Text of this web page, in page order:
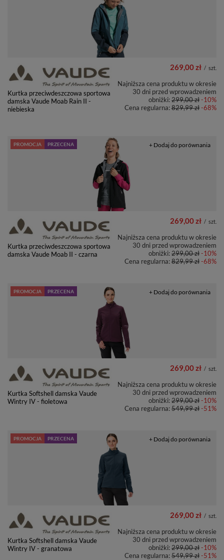
Kurtka przeciwdeszczowa sportowa
damska Vaude Moab Rain II -
niebieska
269,00 zł / szt.
Najniższa cena produktu w okresie
30 dni przed wprowadzeniem
obniżki:299,00 zł-10%
Cena regularna:829,99 zł-68%
PROMOCJA PRZECENA
Kurtka przeciwdeszczowa sportowa
damska Vaude Moab II - czarna
269,00 zł / szt.
Najniższa cena produktu w okresie
30 dni przed wprowadzeniem
obniżki:299,00 zł-10%
Cena regularna:829,99 zł-68%
+ Dodaj do porównania
PROMOCJA PRZECENA
Kurtka Softshell damska Vaude
Wintry IV - fioletowa
269,00 zł / szt.
Najniższa cena produktu w okresie
30 dni przed wprowadzeniem
obniżki:299,00 zł-10%
Cena regularna:549,99 zł-51%
+ Dodaj do porównania
PROMOCJA PRZECENA
Kurtka Softshell damska Vaude
Wintry IV - granatowa
269,00 zł / szt.
Najniższa cena produktu w okresie
30 dni przed wprowadzeniem
obniżki:299,00 zł-10%
Cena regularna:549,99 zł-51%
+ Dodaj do porównania